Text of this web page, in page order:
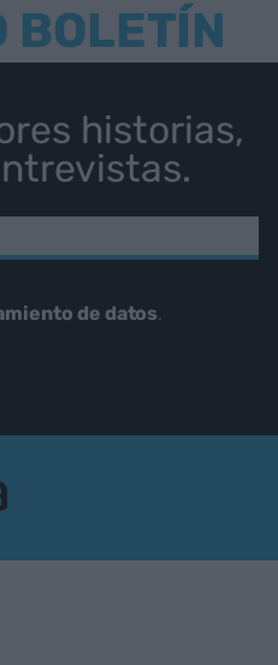
BOLETÍN
historias,
de datos